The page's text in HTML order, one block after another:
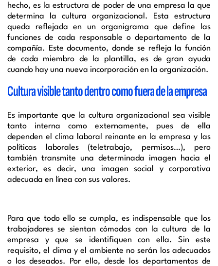
hecho, es la estructura de poder de una empresa la que
determina la cultura organizacional. Esta estructura
queda reflejada en un organigrama que define las
funciones de cada responsable o departamento de la
compañía. Este documento, donde se refleja la función
de cada miembro de la plantilla, es de gran ayuda
cuando hay una nueva incorporación en la organización.
Cultura visible tanto dentro como fuera de la empresa
Es importante que la cultura organizacional sea visible
tanto interna como externamente, pues de ella
dependen el clima laboral reinante en la empresa y las
políticas laborales (teletrabajo, permisos…), pero
también transmite una determinada imagen hacia el
exterior, es decir, una imagen social y corporativa
adecuada en línea con sus valores.
Para que todo ello se cumpla, es indispensable que los
trabajadores se sientan cómodos con la cultura de la
empresa y que se identifiquen con ella. Sin este
requisito, el clima y el ambiente no serán los adecuados
o los deseados. Por ello, desde los departamentos de